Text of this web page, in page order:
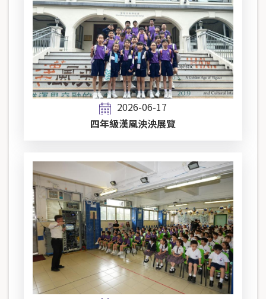
2026-06-17
四年級漢風泱泱展覽